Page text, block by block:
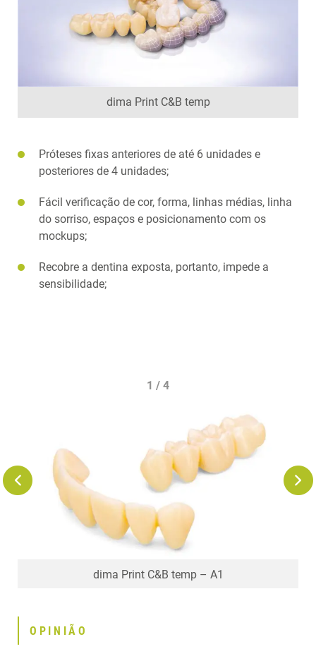
dima Print C&B temp
Próteses fixas anteriores de até 6 unidades e
posteriores de 4 unidades;
Fácil verificação de cor, forma, linhas médias, linha
do sorriso, espaços e posicionamento com os
mockups;
Recobre a dentina exposta, portanto, impede a
sensibilidade;
1 / 4
dima Print C&B temp – A1
dima Print C&B temp – A2
dima Print C&B temp (1000g)
Benefícios para impressão 3D de coroas e pontes
OPINIÃO